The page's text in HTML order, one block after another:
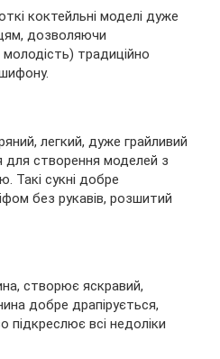
коктейльні моделі дуже
дозволяючи
традиційно
легкий, дуже грайливий
для створення моделей з
Такі сукні добре
без рукавів, розшитий
створює яскравий,
добре драпірується,
всі недоліки